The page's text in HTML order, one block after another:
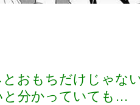
おもちだけじゃな
と分かっていても…